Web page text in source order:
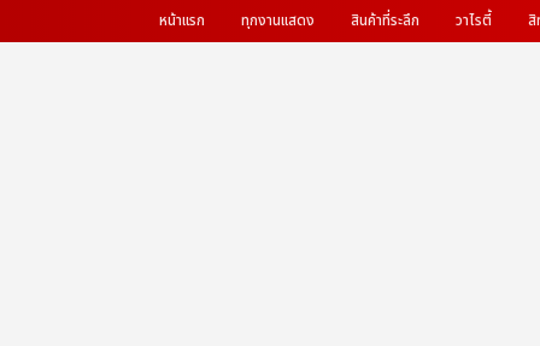
หน้าแรก ทุกงานแสดง สินค้าที่ระลึก วาไรตี้ สิ